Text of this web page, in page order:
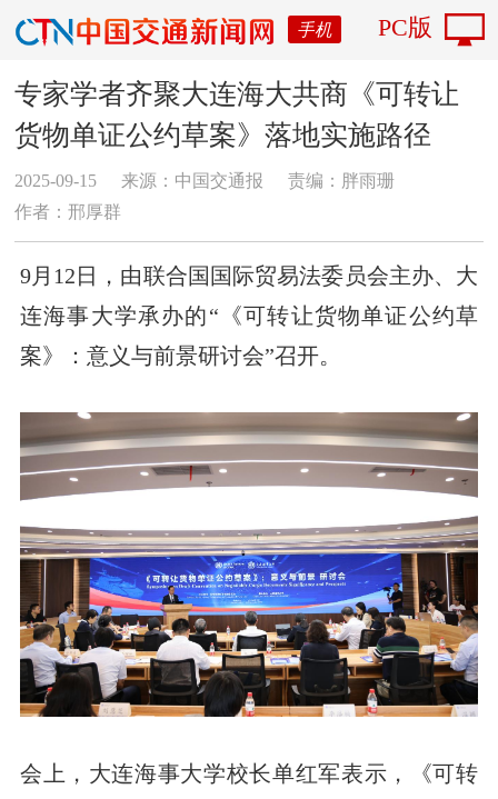
手机 PC版
专家学者齐聚大连海大共商《可转让
货物单证公约草案》落地实施路径
2025-09-15 来源：中国交通报
责编：胖雨珊
作者：邢厚群
9月12日，由联合国国际贸易法委员会主办、大
连海事大学承办的“《可转让货物单证公约草
案》：意义与前景研讨会”召开。
会上，大连海事大学校长单红军表示，《可转